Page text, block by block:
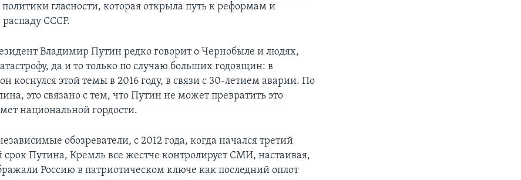
гласности, которая открыла путь к реформам и
СССР.
Владимир Путин редко говорит о Чернобыле и людях,
да и то только по случаю больших годовщин: в
коснулся этой темы в 2016 году, в связи с 30-летием аварии. По
это связано с тем, что Путин не может превратить это
национальной гордости.
обозреватели, с 2012 года, когда начался третий
срок Путина, Кремль все жестче контролирует СМИ, настаивая,
Россию в патриотическом ключе как последний оплот